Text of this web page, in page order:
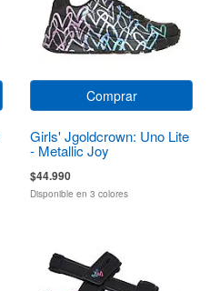
Comprar
Girls' Jgoldcrown: Uno Lite
- Metallic Joy
$44.990
Disponible en 3 colores